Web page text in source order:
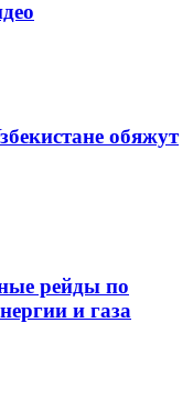
обяжут
рейды по
и газа